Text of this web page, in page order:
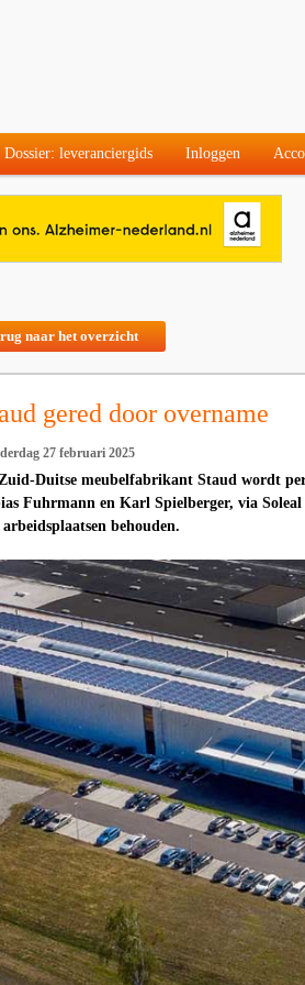
Dossier: leveranciergids Inloggen
naar het overzicht
gered door overname
27 februari 2025
Duitse meubelfabrikant Staud wordt
Fuhrmann en Karl Spielberger, via
arbeidsplaatsen behouden.